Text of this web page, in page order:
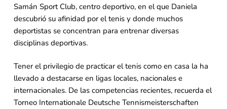
Samán Sport Club, centro deportivo, en el que Daniela
descubrió su afinidad por el tenis y donde muchos
deportistas se concentran para entrenar diversas
disciplinas deportivas.
Tener el privilegio de practicar el tenis como en casa la ha
llevado a destacarse en ligas locales, nacionales e
internacionales. De las competencias recientes, recuerda el
Torneo Internationale Deutsche Tennismeisterschaften